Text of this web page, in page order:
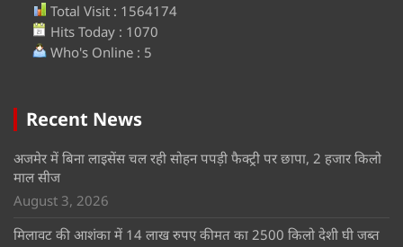
Total Visit : 1564174
Hits Today : 1070
Who's Online : 5
Recent News
अजमेर में बिना लाइसेंस चल रही सोहन पपड़ी फैक्ट्री पर छापा, 2 हजार किलो
माल सीज
August 3, 2026
मिलावट की आशंका में 14 लाख रुपए कीमत का 2500 किलो देशी घी जब्त